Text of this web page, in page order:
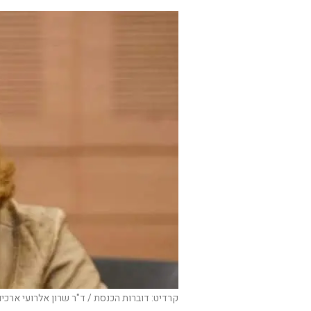
קרדיט: דוברות הכנסת / ד"ר שרון אלרועי